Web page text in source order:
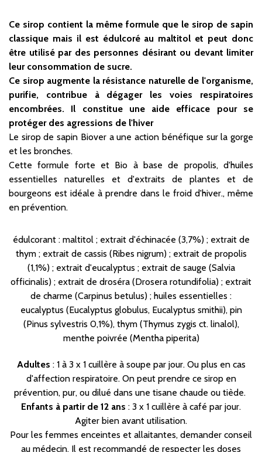
Ce sirop contient la même formule que le sirop de sapin
classique mais il est édulcoré au maltitol et peut donc
être utilisé par des personnes désirant ou devant limiter
leur consommation de sucre.
Ce sirop augmente la résistance naturelle de l'organisme,
purifie, contribue à dégager les voies respiratoires
encombrées. Il constitue une aide efficace pour se
protéger des agressions de l'hiver
Le sirop de sapin Biover a une action bénéfique sur la gorge
et les bronches.
Cette formule forte et Bio à base de propolis, d'huiles
essentielles naturelles et d'extraits de plantes et de
bourgeons est idéale à prendre dans le froid d'hiver., même
en prévention.
édulcorant : maltitol ; extrait d'échinacée (3,7%) ; extrait de
thym ; extrait de cassis (Ribes nigrum) ; extrait de propolis
(1,1%) ; extrait d'eucalyptus ; extrait de sauge (Salvia
officinalis) ; extrait de droséra (Drosera rotundifolia) ; extrait
de charme (Carpinus betulus) ; huiles essentielles :
eucalyptus (Eucalyptus globulus, Eucalyptus smithii), pin
(Pinus sylvestris 0,1%), thym (Thymus zygis ct. linalol),
menthe poivrée (Mentha piperita)
Adultes : 1 à 3 x 1 cuillère à soupe par jour. Ou plus en cas
d'affection respiratoire. On peut prendre ce sirop en
prévention, pur, ou dilué dans une tisane chaude ou tiède.
Enfants à partir de 12 ans : 3 x 1 cuillère à café par jour.
Agiter bien avant utilisation.
Pour les femmes enceintes et allaitantes, demander conseil
au médecin. Il est recommandé de respecter les doses